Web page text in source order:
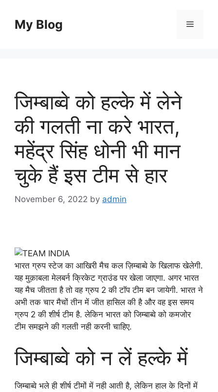
contentMy Blog Menu
जिम्बाब्वे को हल्के में लेने
की गलती ना करे भारत,
महेंद्र सिंह धोनी भी मान
चुके हैं इस टीम से हार
November 6, 2022 by admin
भारत ग्रुप स्टेज का आखिरी मैच कल ज़िम्बाब्वे के खिलाफ खेलेगी.
यह मुक़ाबला मेलबर्न क्रिकेट ग्राउंड पर खेला जाएगा. अगर भारत
यह मैच जीतता है तो वह ग्रुप 2 की टाॅप टीम बन जायेगी. भारत ने
अभी तक चार मैचों तीन में जीत हासिल की है और वह इस समय
ग्रुप 2 की शीर्ष टीम है. लेकिन भारत को जिम्बाब्वे को कमजोर
टीम समझने की गलती नही करनी चाहिए.
जिम्बाब्वे को न लें हल्के में
जिम्बाब्वे भले ही शीर्ष टीमों में नही आती है, लेकिन हाल के दिनों में